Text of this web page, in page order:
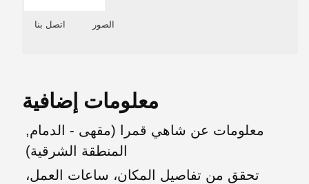
اتصل بنا الصور
معلومات إضافية
معلومات عن شاهي قمرا (مقهى - الدمام,
المنطقة الشرقية)
تحقق من تفاصيل المكان، ساعات العمل،